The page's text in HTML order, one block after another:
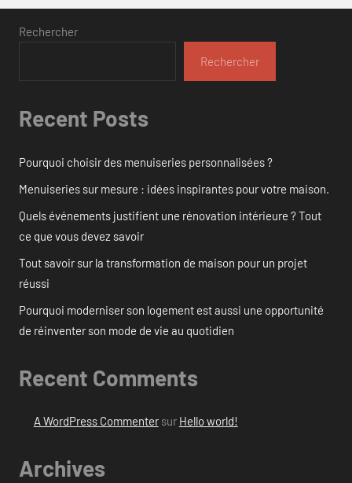
Rechercher
Rechercher
Recent Posts
Pourquoi choisir des menuiseries personnalisées ?
Menuiseries sur mesure : idées inspirantes pour votre maison.
Quels événements justifient une rénovation intérieure ? Tout
ce que vous devez savoir
Tout savoir sur la transformation de maison pour un projet
réussi
Pourquoi moderniser son logement est aussi une opportunité
de réinventer son mode de vie au quotidien
Recent Comments
A WordPress Commentersur Hello world!
Archives